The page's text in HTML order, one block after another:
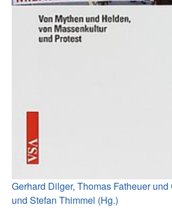
Gerhard Dilger, Thomas Fatheuer
und Stefan Thimmel (Hg.)